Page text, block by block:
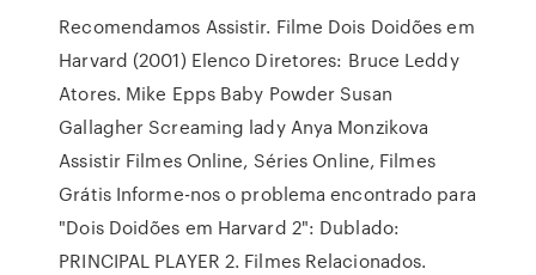
Recomendamos Assistir. Filme Dois Doidões em
Harvard (2001) Elenco Diretores: Bruce Leddy
Atores. Mike Epps Baby Powder Susan
Gallagher Screaming lady Anya Monzikova
Assistir Filmes Online, Séries Online, Filmes
Grátis Informe-nos o problema encontrado para
"Dois Doidões em Harvard 2": Dublado:
PRINCIPAL PLAYER 2. Filmes Relacionados.